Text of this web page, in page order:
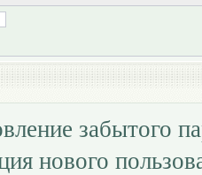
забытого
нового